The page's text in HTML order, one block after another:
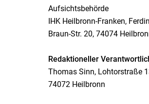
Aufsichtsbehörde
IHK Heilbronn-Franken,
Braun-Str. 20, 74074
Redaktioneller
Thomas Sinn, Lohtorstraße
74072 Heilbronn